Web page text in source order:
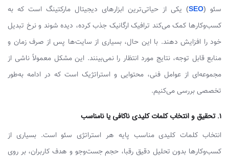
سئو (SEO) یکی از حیاتی‌ترین ابزارهای دیجیتال مارکتینگ است که به
کسب‌وکارها کمک می‌کند ترافیک ارگانیک جذب کرده، دیده شوند و نرخ تبدیل
خود را افزایش دهند. با این حال، بسیاری از سایت‌ها پس از صرف زمان و
منابع قابل توجه، نتایج مورد انتظار را نمی‌بینند. این مشکل معمولاً ناشی از
مجموعه‌ای از عوامل فنی، محتوایی و استراتژیک است که در ادامه به‌طور
تخصصی بررسی می‌کنیم.
۱. تحقیق و انتخاب کلمات کلیدی ناکافی یا نامناسب
انتخاب کلمات کلیدی مناسب پایه هر استراتژی سئو است. بسیاری از
کسب‌وکارها بدون تحلیل دقیق رقبا، حجم جست‌وجو و هدف کاربران، بر روی